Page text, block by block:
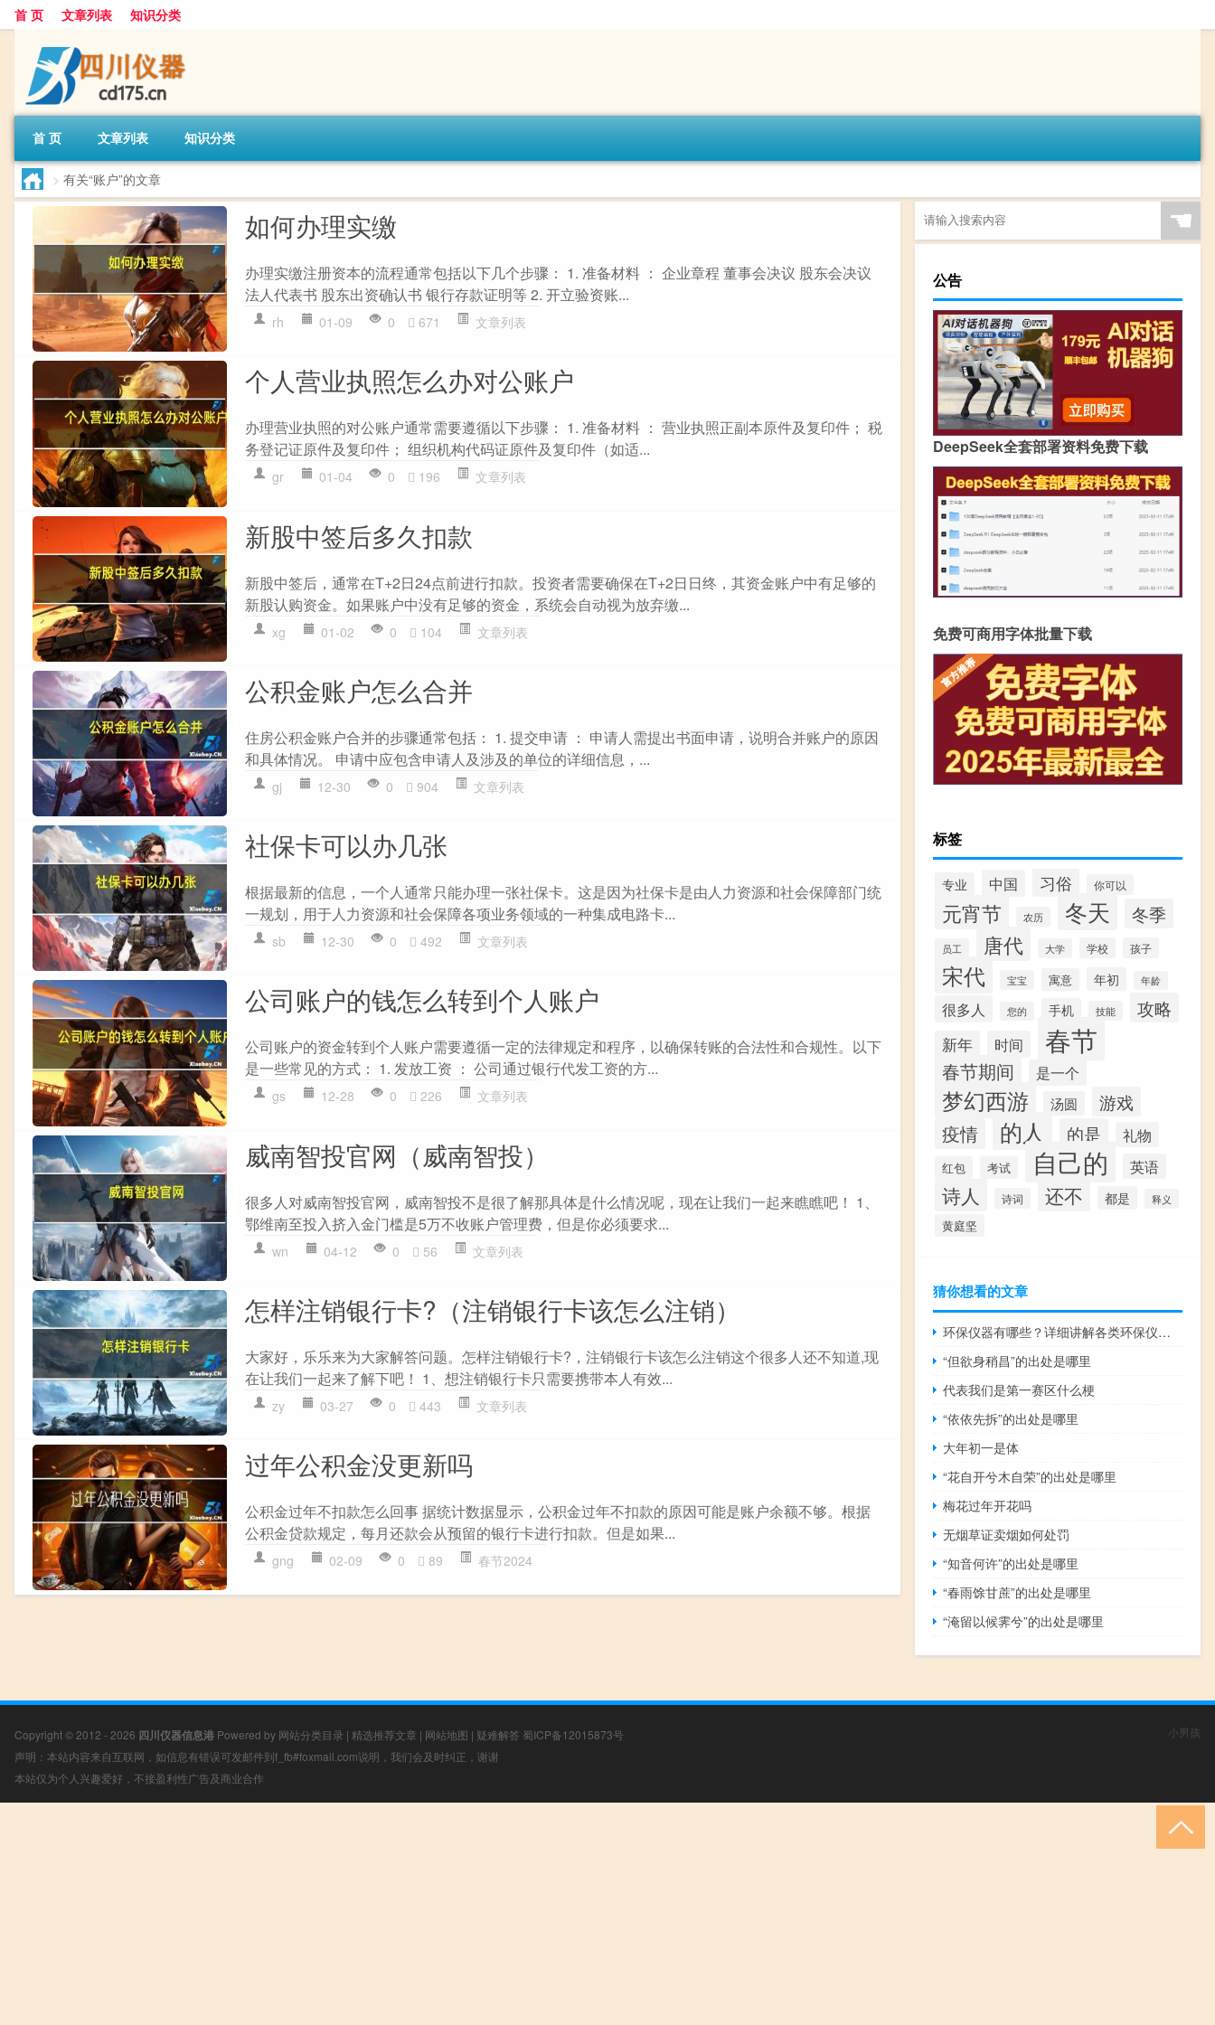
首 页 文章列表 知识分类
首 页 文章列表 知识分类
> 有关“账户”的文章
如何办理实缴
办理实缴注册资本的流程通常包括以下几个步骤： 1. 准备材料 ： 企业章程 董事会决议 股东会决议
法人代表书 股东出资确认书 银行存款证明等 2. 开立验资账...
rh 01-09 0 671 文章列表
个人营业执照怎么办对公账户
办理营业执照的对公账户通常需要遵循以下步骤： 1. 准备材料 ： 营业执照正副本原件及复印件； 税
务登记证原件及复印件； 组织机构代码证原件及复印件（如适...
gr 01-04 0 196 文章列表
新股中签后多久扣款
新股中签后，通常在T+2日24点前进行扣款。投资者需要确保在T+2日日终，其资金账户中有足够的
新股认购资金。如果账户中没有足够的资金，系统会自动视为放弃缴...
xg 01-02 0 104 文章列表
公积金账户怎么合并
住房公积金账户合并的步骤通常包括： 1. 提交申请 ： 申请人需提出书面申请，说明合并账户的原因
和具体情况。 申请中应包含申请人及涉及的单位的详细信息，...
gj 12-30 0 904 文章列表
社保卡可以办几张
根据最新的信息，一个人通常只能办理一张社保卡。这是因为社保卡是由人力资源和社会保障部门统
一规划，用于人力资源和社会保障各项业务领域的一种集成电路卡...
sb 12-30 0 492 文章列表
公司账户的钱怎么转到个人账户
公司账户的资金转到个人账户需要遵循一定的法律规定和程序，以确保转账的合法性和合规性。以下
是一些常见的方式： 1. 发放工资 ： 公司通过银行代发工资的方...
gs 12-28 0 226 文章列表
威南智投官网（威南智投）
很多人对威南智投官网，威南智投不是很了解那具体是什么情况呢，现在让我们一起来瞧瞧吧！ 1、
鄂维南至投入挤入金门槛是5万不收账户管理费，但是你必须要求...
wn 04-12 0 56 文章列表
怎样注销银行卡?（注销银行卡该怎么注销）
大家好，乐乐来为大家解答问题。怎样注销银行卡?，注销银行卡该怎么注销这个很多人还不知道,现
在让我们一起来了解下吧！ 1、想注销银行卡只需要携带本人有效...
zy 03-27 0 443 文章列表
过年公积金没更新吗
公积金过年不扣款怎么回事 据统计数据显示，公积金过年不扣款的原因可能是账户余额不够。根据
公积金贷款规定，每月还款会从预留的银行卡进行扣款。但是如果...
gng 02-09 0 89 春节2024
☚
公告
DeepSeek全套部署资料免费下载
免费可商用字体批量下载
标签
专业 中国 习俗 你可以
元宵节 农历 冬天 冬季
员工 唐代 大学 学校 孩子
宋代 宝宝 寓意 年初 年龄
很多人 您的 手机 技能 攻略
新年 时间 春节
春节期间 是一个
梦幻西游 汤圆 游戏
疫情 的人 的是 礼物
红包 考试 自己的 英语
诗人 诗词 还不 都是 释义
黄庭坚
猜你想看的文章
环保仪器有哪些？详细讲解各类环保仪器的使用方法
“但欲身稍昌”的出处是哪里
代表我们是第一赛区什么梗
“依依先拆”的出处是哪里
大年初一是体
“花自开兮木自荣”的出处是哪里
梅花过年开花吗
无烟草证卖烟如何处罚
“知音何许”的出处是哪里
“春雨馀甘蔗”的出处是哪里
“淹留以候霁兮”的出处是哪里
Copyright © 2012 - 2026 四川仪器信息港 Powered by 网站分类目录 | 精选推荐文章 | 网站地图 | 疑难解答 蜀ICP备12015873号
声明：本站内容来自互联网，如信息有错误可发邮件到f_fb#foxmail.com说明，我们会及时纠正，谢谢
本站仅为个人兴趣爱好，不接盈利性广告及商业合作
小男孩